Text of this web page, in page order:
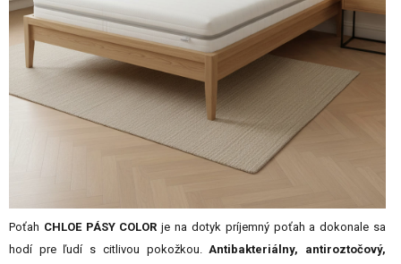
Poťah CHLOE PÁSY COLORje na dotyk príjemný poťah a dokonale sa
hodí pre ľudí s citlivou pokožkou.Antibakteriálny, antiroztočový,